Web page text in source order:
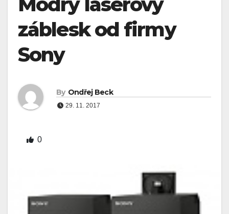
záblesk od firmy
Sony
By Ondřej Beck
29. 11. 2017
0